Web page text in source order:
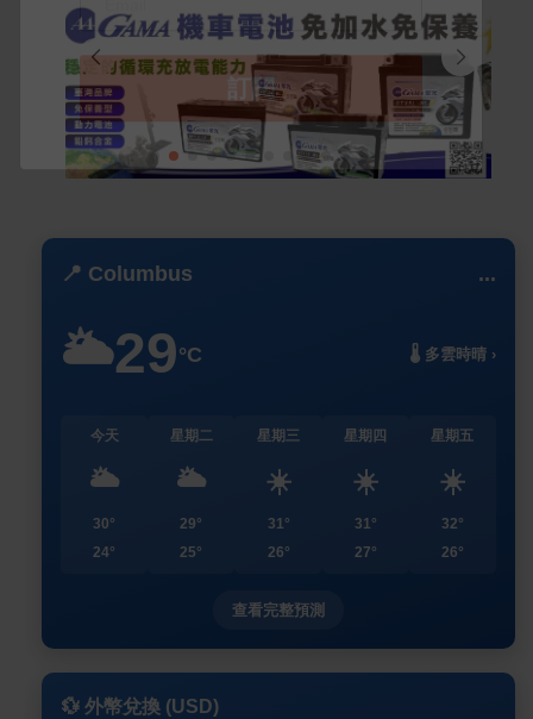
📍 Columbus ...
🌥️29°C 🌡️ 多雲時晴 ›
今天
🌥️
30°
24°
星期二
🌥️
29°
25°
星期三
☀️
31°
26°
星期四
☀️
31°
27°
星期五
☀️
32°
26°
查看完整預測
💱 外幣兌換 (USD)